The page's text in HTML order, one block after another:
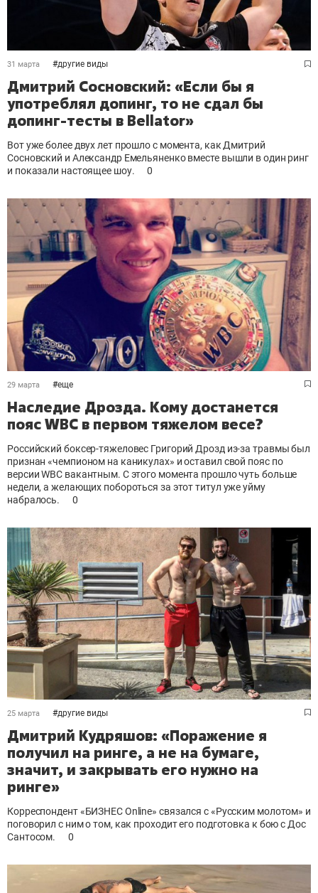
31 марта #другие виды
Дмитрий Сосновский: «Если бы я
употреблял допинг, то не сдал бы
допинг-тесты в Bellator»
Вот уже более двух лет прошло с момента, как Дмитрий
Сосновский и Александр Емельяненко вместе вышли в один ринг
и показали настоящее шоу.
0
29 марта #еще
Наследие Дрозда. Кому достанется
пояс WBC в первом тяжелом весе?
Российский боксер-тяжеловес Григорий Дрозд из-за травмы был
признан «чемпионом на каникулах» и оставил свой пояс по
версии WBC вакантным. С этого момента прошло чуть больше
недели, а желающих побороться за этот титул уже уйму
набралось.
0
25 марта #другие виды
Дмитрий Кудряшов: «Поражение я
получил на ринге, а не на бумаге,
значит, и закрывать его нужно на
ринге»
Корреспондент «БИЗНЕС Online» связался с «Русским молотом» и
поговорил с ним о том, как проходит его подготовка к бою с Дос
Сантосом.
0